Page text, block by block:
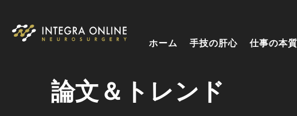
ホーム 手技の肝心 仕事の本質
論文＆トレンド